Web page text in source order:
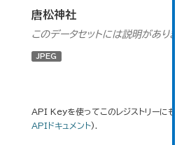
唐松神社
このデータセットには説明がありませ
JPEG
API Keyを使ってこのレジストリーにもア
APIドキュメント).